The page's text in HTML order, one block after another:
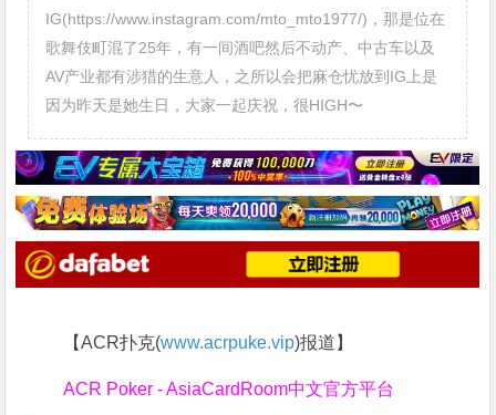
IG(https://www.instagram.com/mto_mto1977/)，那是位在
歌舞伎町混了25年，有一间酒吧然后不动产、中古车以及
AV产业都有涉猎的生意人，之所以会把麻仓忧放到IG上是
因为昨天是她生日，大家一起庆祝，很HIGH〜
【ACR扑克(www.acrpuke.vip)报道】
ACR Poker - AsiaCardRoom中文官方平台